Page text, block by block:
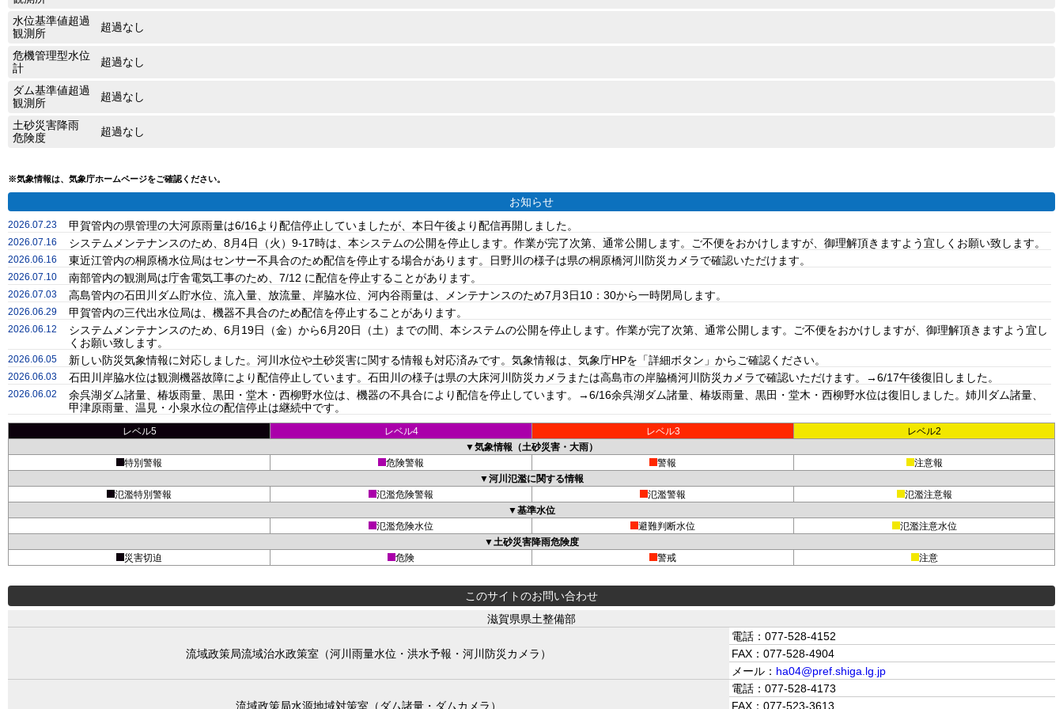
水位基準値超過
観測所
超過なし
危機管理型水位
計
超過なし
ダム基準値超過
観測所
超過なし
土砂災害降雨
危険度
超過なし
※気象情報は、気象庁ホームページをご確認ください。
お知らせ
2026.07.23 甲賀管内の県管理の大河原雨量は6/16より配信停止していましたが、本日午後より配信再開しました。
2026.07.16 システムメンテナンスのため、8月4日（火）9-17時は、本システムの公開を停止します。作業が完了次第、通常公開します。ご不便をおかけしますが、御理解頂きますよう宜しくお願い致します。
2026.06.16 東近江管内の桐原橋水位局はセンサー不具合のため配信を停止する場合があります。日野川の様子は県の桐原橋河川防災カメラで確認いただけます。
2026.07.10 南部管内の観測局は庁舎電気工事のため、7/12 に配信を停止することがあります。
2026.07.03 高島管内の石田川ダム貯水位、流入量、放流量、岸脇水位、河内谷雨量は、メンテナンスのため7月3日10：30から一時閉局します。
2026.06.29 甲賀管内の三代出水位局は、機器不具合のため配信を停止することがあります。
2026.06.12
システムメンテナンスのため、6月19日（金）から6月20日（土）までの間、本システムの公開を停止します。作業が完了次第、通常公開します。ご不便をおかけしますが、御理解頂きますよう宜し
くお願い致します。
2026.06.05 新しい防災気象情報に対応しました。河川水位や土砂災害に関する情報も対応済みです。気象情報は、気象庁HPを「詳細ボタン」からご確認ください。
2026.06.03 石田川岸脇水位は観測機器故障により配信停止しています。石田川の様子は県の大床河川防災カメラまたは高島市の岸脇橋河川防災カメラで確認いただけます。→6/17午後復旧しました。
2026.06.02
余呉湖ダム諸量、椿坂雨量、黒田・堂木・西柳野水位は、機器の不具合により配信を停止しています。→6/16余呉湖ダム諸量、椿坂雨量、黒田・堂木・西柳野水位は復旧しました。姉川ダム諸量、
甲津原雨量、温見・小泉水位の配信停止は継続中です。
レベル5 レベル4 レベル3
レベル2
▼気象情報（土砂災害・大雨）
特別警報
危険警報 警報
注意報
▼河川氾濫に関する情報
氾濫特別警報
氾濫危険警報 氾濫警報
氾濫注意報
▼基準水位
氾濫危険水位
避難判断水位
氾濫注意水位
▼土砂災害降雨危険度
災害切迫
危険 警戒 注意
このサイトのお問い合わせ
滋賀県県土整備部
流域政策局流域治水政策室（河川雨量水位・洪水予報・河川防災カメラ）
電話：077-528-4152
FAX：077-528-4904
メール： ha04@pref.shiga.lg.jp
流域政策局水源地域対策室（ダム諸量・ダムカメラ）
電話：077-528-4173
FAX：077-523-3613